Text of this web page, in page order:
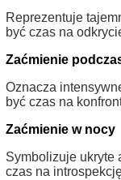
Reprezentuje
być czas na
Zaćmienie
Oznacza
być czas na
Zaćmienie w nocy
Symbolizuje ukryte
czas na